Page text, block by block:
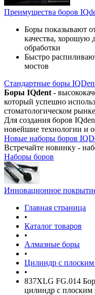
Преимущества боров
Боры показывают
качества, хорошую
обработки
Быстро
мостов
Стандартные боры
Боры IQdent -
который успешно
стоматологическом
Для создания боров
новейшие технологии и
Новые наборы боров
Встречайте новинку -
Наборы боров
Инновационное
Главная страница
•
Каталог товаров
•
Алмазные боры
•
Цилиндр с
•
837XLG FG.014
цилиндр с